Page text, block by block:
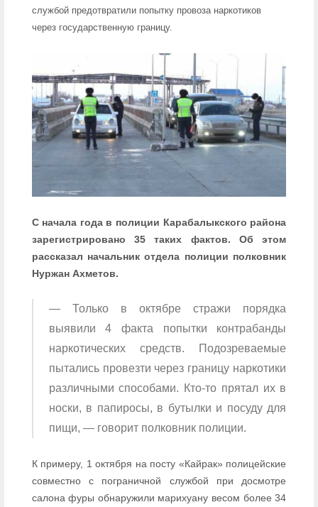
службой предотвратили попытку провоза наркотиков
через государственную границу.
С начала года в полиции Карабалыкского района
зарегистрировано 35 таких фактов. Об этом
рассказал начальник отдела полиции полковник
Нуржан Ахметов.
— Только в октябре стражи порядка
выявили 4 факта попытки контрабанды
наркотических средств. Подозреваемые
пытались провезти через границу наркотики
различными способами. Кто-то прятал их в
носки, в папиросы, в бутылки и посуду для
пищи, — говорит полковник полиции.
К примеру, 1 октября на посту «Кайрак» полицейские
совместно с пограничной службой при досмотре
салона фуры обнаружили марихуану весом более 34